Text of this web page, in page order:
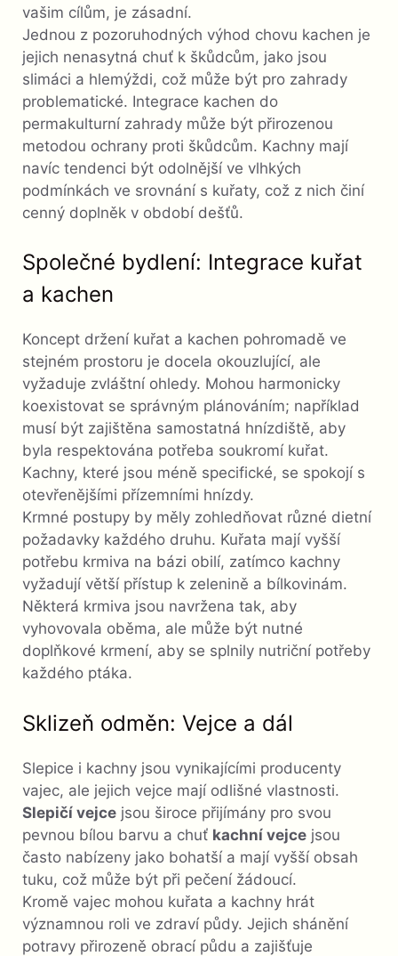
vašim cílům, je zásadní.
Jednou z pozoruhodných výhod chovu kachen je
jejich nenasytná chuť k škůdcům, jako jsou
slimáci a hlemýždi, což může být pro zahrady
problematické. Integrace kachen do
permakulturní zahrady může být přirozenou
metodou ochrany proti škůdcům. Kachny mají
navíc tendenci být odolnější ve vlhkých
podmínkách ve srovnání s kuřaty, což z nich činí
cenný doplněk v období dešťů.
Společné bydlení: Integrace kuřat
a kachen
Koncept držení kuřat a kachen pohromadě ve
stejném prostoru je docela okouzlující, ale
vyžaduje zvláštní ohledy. Mohou harmonicky
koexistovat se správným plánováním; například
musí být zajištěna samostatná hnízdiště, aby
byla respektována potřeba soukromí kuřat.
Kachny, které jsou méně specifické, se spokojí s
otevřenějšími přízemními hnízdy.
Krmné postupy by měly zohledňovat různé dietní
požadavky každého druhu. Kuřata mají vyšší
potřebu krmiva na bázi obilí, zatímco kachny
vyžadují větší přístup k zelenině a bílkovinám.
Některá krmiva jsou navržena tak, aby
vyhovovala oběma, ale může být nutné
doplňkové krmení, aby se splnily nutriční potřeby
každého ptáka.
Sklizeň odměn: Vejce a dál
Slepice i kachny jsou vynikajícími producenty
vajec, ale jejich vejce mají odlišné vlastnosti.
Slepičí vejce jsou široce přijímány pro svou
pevnou bílou barvu a chuť kachní vejce jsou
často nabízeny jako bohatší a mají vyšší obsah
tuku, což může být při pečení žádoucí.
Kromě vajec mohou kuřata a kachny hrát
významnou roli ve zdraví půdy. Jejich shánění
potravy přirozeně obrací půdu a zajišťuje